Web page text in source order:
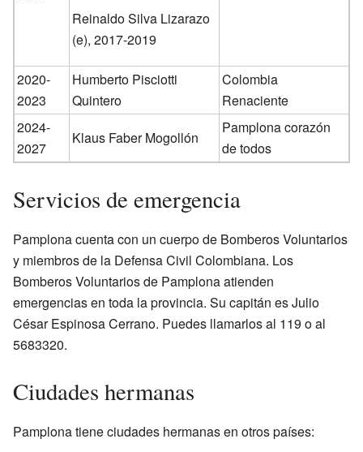
Reinaldo Silva Lizarazo
(e), 2017-2019
2020-
2023
Humberto Pisciotti
Quintero
Colombia
Renaciente
2024-
2027
Klaus Faber Mogollón
Pamplona corazón
de todos
Servicios de emergencia
Pamplona cuenta con un cuerpo de Bomberos Voluntarios
y miembros de la Defensa Civil Colombiana. Los
Bomberos Voluntarios de Pamplona atienden
emergencias en toda la provincia. Su capitán es Julio
César Espinosa Cerrano. Puedes llamarlos al 119 o al
5683320.
Ciudades hermanas
Pamplona tiene ciudades hermanas en otros países: